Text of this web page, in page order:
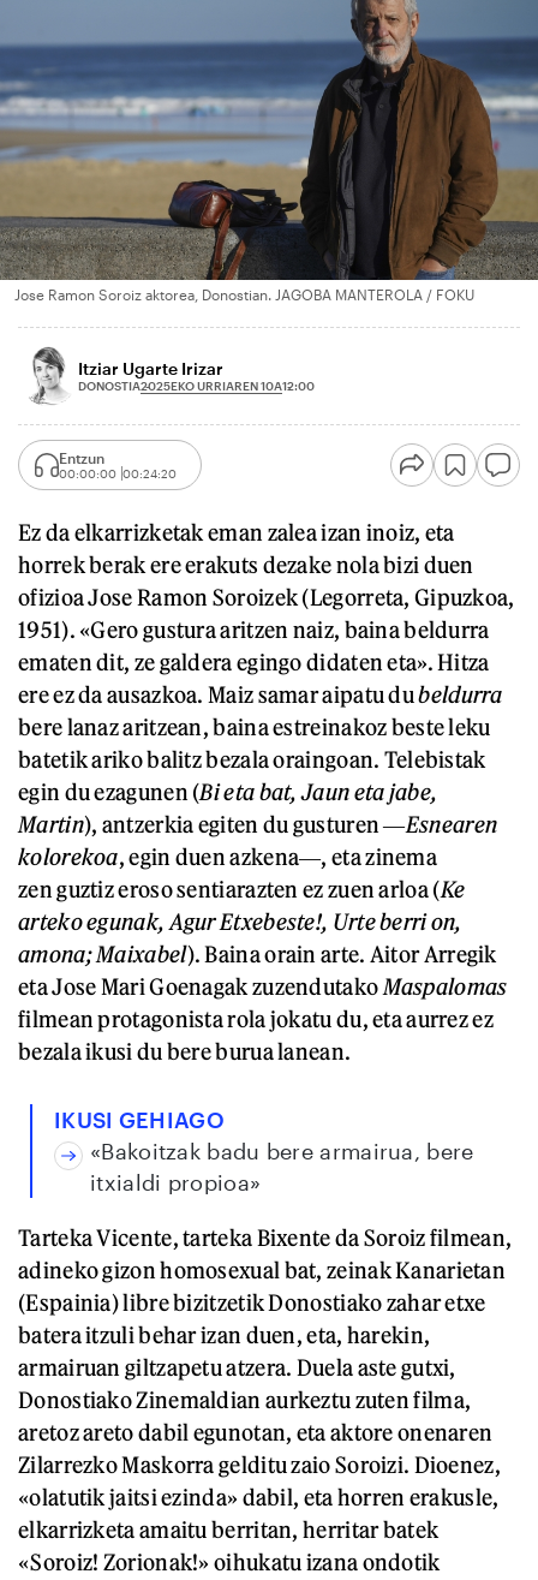
Jose Ramon Soroiz aktorea, Donostian. JAGOBA MANTEROLA / FOKU
Itziar Ugarte Irizar
DONOSTIA2025EKO URRIAREN 10A12:00
Entzun
00:00:00 00:24:20
Ez da elkarrizketak eman zalea izan inoiz, eta
horrek berak ere erakuts dezake nola bizi duen
ofizioa Jose Ramon Soroizek (Legorreta, Gipuzkoa,
1951). «Gero gustura aritzen naiz, baina beldurra
ematen dit, ze galdera egingo didaten eta». Hitza
ere ez da ausazkoa. Maiz samar aipatu dubeldurra
bere lanaz aritzean, baina estreinakoz beste leku
batetik ariko balitz bezala oraingoan. Telebistak
egin du ezagunen (Bi eta bat, Jaun eta jabe,
Martin), antzerkia egiten du gusturen ―Esnearen
kolorekoa, egin duen azkena―, eta zinema
zen guztiz eroso sentiarazten ez zuen arloa (Ke
arteko egunak, Agur Etxebeste!, Urte berri on,
amona; Maixabel). Baina orain arte. Aitor Arregik
eta Jose Mari Goenagak zuzendutako Maspalomas
filmean protagonista rola jokatu du, eta aurrez ez
bezala ikusi du bere burua lanean.
IKUSI GEHIAGO
«Bakoitzak badu bere armairua, bere
itxialdi propioa»
Tarteka Vicente, tarteka Bixente da Soroiz filmean,
adineko gizon homosexual bat, zeinak Kanarietan
(Espainia) libre bizitzetik Donostiako zahar etxe
batera itzuli behar izan duen, eta, harekin,
armairuan giltzapetu atzera. Duela aste gutxi,
Donostiako Zinemaldian aurkeztu zuten filma,
aretoz areto dabil egunotan, eta aktore onenaren
Zilarrezko Maskorra gelditu zaio Soroizi. Dioenez,
«olatutik jaitsi ezinda» dabil, eta horren erakusle,
elkarrizketa amaitu berritan, herritar batek
«Soroiz! Zorionak!» oihukatu izana ondotik